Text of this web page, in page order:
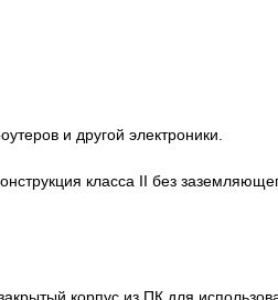
и другой электроники.
класса II без